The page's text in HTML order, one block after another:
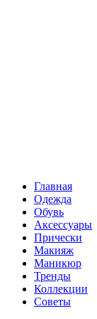
Главная
Одежда
Обувь
Аксессуары
Прически
Макияж
Маникюр
Тренды
Коллекции
Советы